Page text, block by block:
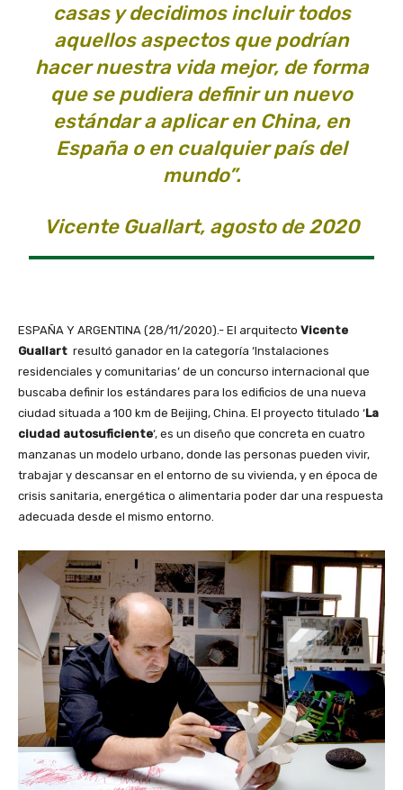
casas y decidimos incluir todos
aquellos aspectos que podrían
hacer nuestra vida mejor, de forma
que se pudiera definir un nuevo
estándar a aplicar en China, en
España o en cualquier país del
mundo”.
Vicente Guallart, agosto de 2020
ESPAÑA Y ARGENTINA (28/11/2020).- El arquitecto Vicente
Guallart resultó ganador en la categoría ‘Instalaciones
residenciales y comunitarias’ de un concurso internacional que
buscaba definir los estándares para los edificios de una nueva
ciudad situada a 100 km de Beijing, China. El proyecto titulado ‘La
ciudad autosuficiente‘, es un diseño que concreta en cuatro
manzanas un modelo urbano, donde las personas pueden vivir,
trabajar y descansar en el entorno de su vivienda, y en época de
crisis sanitaria, energética o alimentaria poder dar una respuesta
adecuada desde el mismo entorno.